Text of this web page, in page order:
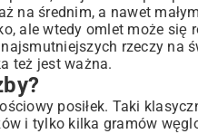
na średnim, a nawet
ale wtedy omlet może
rzeczy na
też jest ważna.
posiłek. Taki
i tylko kilka gramów